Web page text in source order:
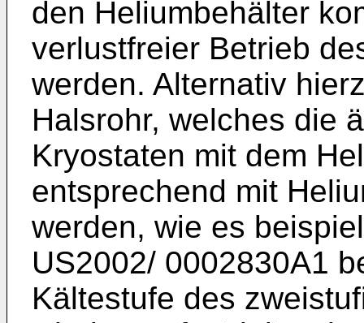
den Heliumbehälter
verlustfreier Betrieb
werden. Alternativ
Halsrohr, welches die
Kryostaten mit dem
entsprechend mit
werden, wie es
US2002/ 0002830A1
Kältestufe des